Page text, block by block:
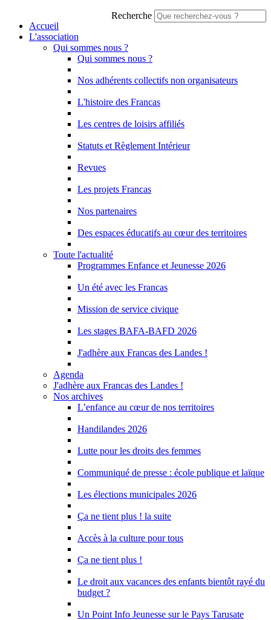
Recherche
Accueil
L'association
Qui sommes nous ?
Qui sommes nous ?
Nos adhérents collectifs non organisateurs
L'histoire des Francas
Les centres de loisirs affiliés
Statuts et Règlement Intérieur
Revues
Les projets Francas
Nos partenaires
Des espaces éducatifs au cœur des territoires
Toute l'actualité
Programmes Enfance et Jeunesse 2026
Un été avec les Francas
Mission de service civique
Les stages BAFA-BAFD 2026
J'adhère aux Francas des Landes !
Agenda
J'adhère aux Francas des Landes !
Nos archives
L’enfance au cœur de nos territoires
Handilandes 2026
Lutte pour les droits des femmes
Communiqué de presse : école publique et laïque
Les élections municipales 2026
Ça ne tient plus ! la suite
Accès à la culture pour tous
Ça ne tient plus !
Le droit aux vacances des enfants bientôt rayé du
budget ?
Un Point Info Jeunesse sur le Pays Tarusate